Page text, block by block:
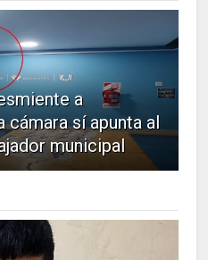
a
cámara sí apunta al
municipal